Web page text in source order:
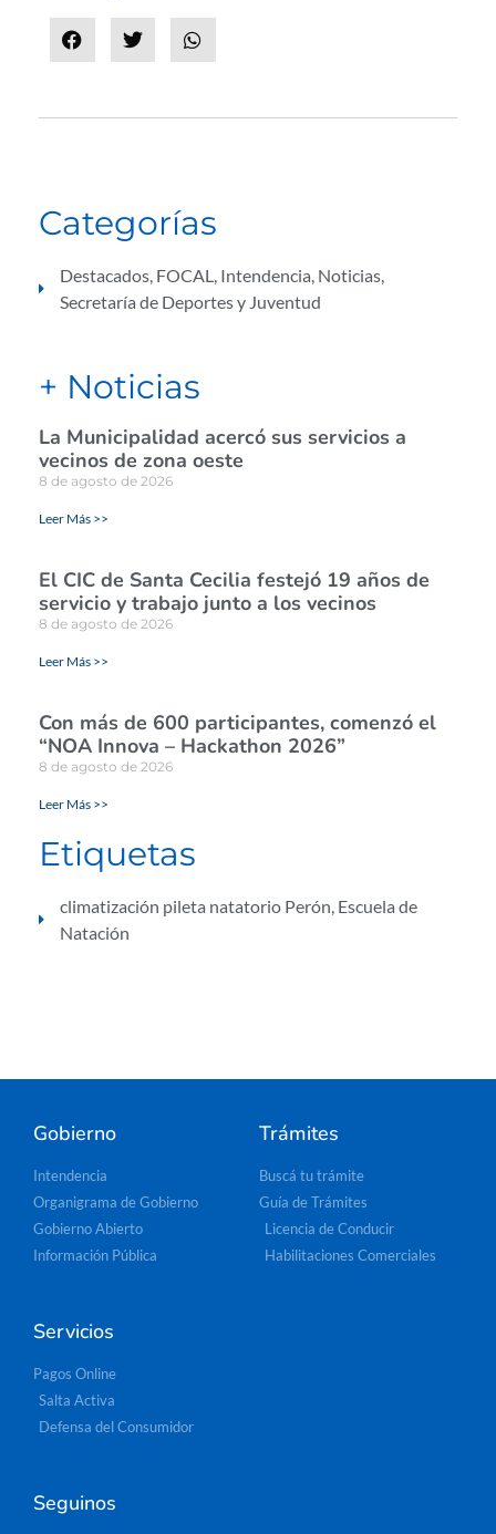
Categorías
Destacados, FOCAL, Intendencia, Noticias,
Secretaría de Deportes y Juventud
+ Noticias
La Municipalidad acercó sus servicios a
vecinos de zona oeste
8 de agosto de 2026
Leer Más >>
El CIC de Santa Cecilia festejó 19 años de
servicio y trabajo junto a los vecinos
8 de agosto de 2026
Leer Más >>
Con más de 600 participantes, comenzó el
“NOA Innova – Hackathon 2026”
8 de agosto de 2026
Leer Más >>
Etiquetas
climatización pileta natatorio Perón, Escuela de
Natación
Gobierno
Intendencia
Organigrama de Gobierno
Gobierno Abierto
Información Pública
Trámites
Buscá tu trámite
Guía de Trámites
Licencia de Conducir
Habilitaciones Comerciales
Servicios
Pagos Online
Salta Activa
Defensa del Consumidor
Seguinos